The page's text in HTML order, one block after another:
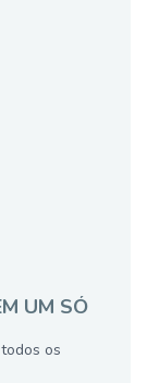
UM SÓ
os